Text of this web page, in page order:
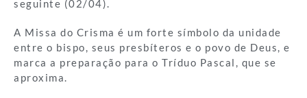
seguinte (02/04).
A Missa do Crisma é um forte símbolo da unidade
entre o bispo, seus presbíteros e o povo de Deus, e
marca a preparação para o Tríduo Pascal, que se
aproxima.